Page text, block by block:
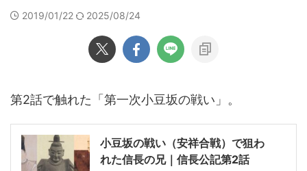
2019/01/22 2025/08/24
第2話で触れた「第一次小豆坂の戦い」。
小豆坂の戦い（安祥合戦）で狙わ
れた信長の兄｜信長公記第2話